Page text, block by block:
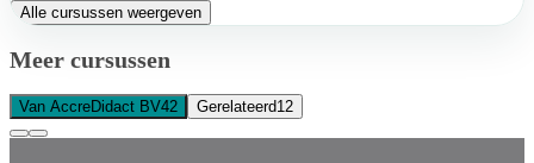
Alle cursussen weergeven
Meer cursussen
Van AccreDidact BV42 Gerelateerd12